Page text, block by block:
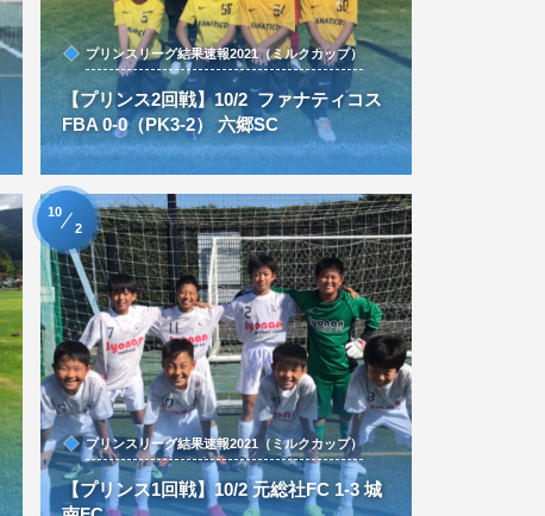
プリンスリーグ結果速報2021（ミルクカップ）
【プリンス2回戦】10/2 ファナティコス
FBA 0-0（PK3-2） 六郷SC
プリンスリーグ結果速報2021（ミルクカップ）
【プリンス1回戦】10/2 元総社FC 1-3 城
10
2